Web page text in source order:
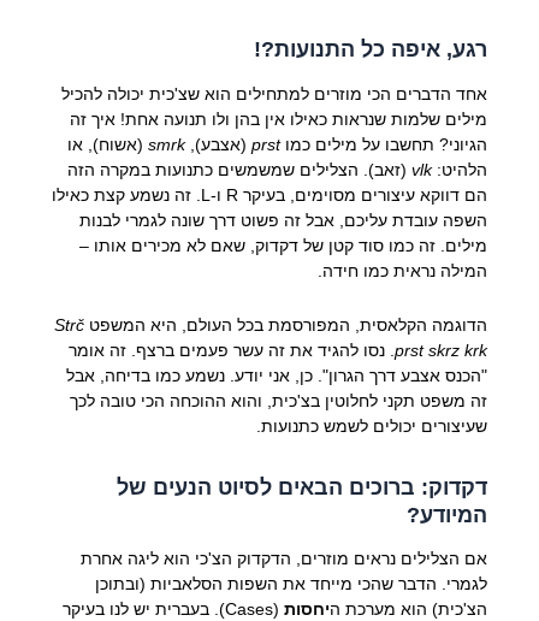
רגע, איפה כל התנועות?!
אחד הדברים הכי מוזרים למתחילים הוא שצ'כית יכולה להכיל
מילים שלמות שנראות כאילו אין בהן ולו תנועה אחת! איך זה
הגיוני? תחשבו על מילים כמוprst(אצבע),smrk(אשוח), או
הלהיט:vlk(זאב). הצלילים שמשמשים כתנועות במקרה הזה
הם דווקא עיצורים מסוימים, בעיקר R ו-L. זה נשמע קצת כאילו
השפה עובדת עליכם, אבל זה פשוט דרך שונה לגמרי לבנות
מילים. זה כמו סוד קטן של דקדוק, שאם לא מכירים אותו –
המילה נראית כמו חידה.
הדוגמה הקלאסית, המפורסמת בכל העולם, היא המשפט Strč
prst skrz krk. נסו להגיד את זה עשר פעמים ברצף. זה אומר
"הכנס אצבע דרך הגרון". כן, אני יודע. נשמע כמו בדיחה, אבל
זה משפט תקני לחלוטין בצ'כית, והוא ההוכחה הכי טובה לכך
שעיצורים יכולים לשמש כתנועות.
דקדוק: ברוכים הבאים לסיוט הנעים של
המיודע?
אם הצלילים נראים מוזרים, הדקדוק הצ'כי הוא ליגה אחרת
לגמרי. הדבר שהכי מייחד את השפות הסלאביות (ובתוכן
הצ'כית) הוא מערכת היחסות
(Cases). בעברית יש לנו בעיקר